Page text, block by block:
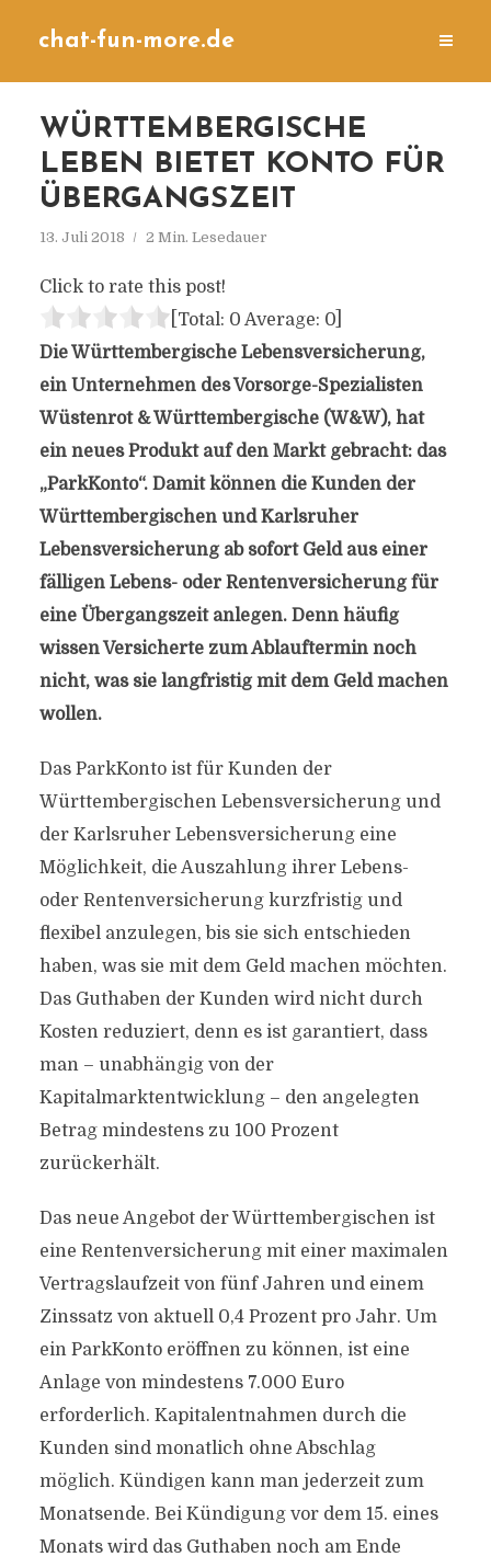
chat-fun-more.de
WÜRTTEMBERGISCHE
LEBEN BIETET KONTO FÜR
ÜBERGANGSZEIT
13. Juli 2018 2 Min. Lesedauer
Click to rate this post!
[Total: 0 Average: 0]
Die Württembergische Lebensversicherung,
ein Unternehmen des Vorsorge-Spezialisten
Wüstenrot & Württembergische (W&W), hat
ein neues Produkt auf den Markt gebracht: das
„ParkKonto“. Damit können die Kunden der
Württembergischen und Karlsruher
Lebensversicherung ab sofort Geld aus einer
fälligen Lebens- oder Rentenversicherung für
eine Übergangszeit anlegen. Denn häufig
wissen Versicherte zum Ablauftermin noch
nicht, was sie langfristig mit dem Geld machen
wollen.
Das ParkKonto ist für Kunden der
Württembergischen Lebensversicherung und
der Karlsruher Lebensversicherung eine
Möglichkeit, die Auszahlung ihrer Lebens-
oder Rentenversicherung kurzfristig und
flexibel anzulegen, bis sie sich entschieden
haben, was sie mit dem Geld machen möchten.
Das Guthaben der Kunden wird nicht durch
Kosten reduziert, denn es ist garantiert, dass
man – unabhängig von der
Kapitalmarktentwicklung – den angelegten
Betrag mindestens zu 100 Prozent
zurückerhält.
Das neue Angebot der Württembergischen ist
eine Rentenversicherung mit einer maximalen
Vertragslaufzeit von fünf Jahren und einem
Zinssatz von aktuell 0,4 Prozent pro Jahr. Um
ein ParkKonto eröffnen zu können, ist eine
Anlage von mindestens 7.000 Euro
erforderlich. Kapitalentnahmen durch die
Kunden sind monatlich ohne Abschlag
möglich. Kündigen kann man jederzeit zum
Monatsende. Bei Kündigung vor dem 15. eines
Monats wird das Guthaben noch am Ende